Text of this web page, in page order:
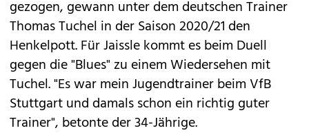
gezogen, gewann unter dem deutschen Trainer
Thomas Tuchel in der Saison 2020/21 den
Henkelpott. Für Jaissle kommt es beim Duell
gegen die "Blues" zu einem Wiedersehen mit
Tuchel. "Es war mein Jugendtrainer beim VfB
Stuttgart und damals schon ein richtig guter
Trainer", betonte der 34-Jährige.